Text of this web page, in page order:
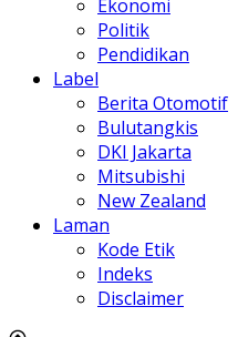
Ekonomi
Politik
Pendidikan
Label
Berita Otomotif
Bulutangkis
DKI Jakarta
Mitsubishi
New Zealand
Laman
Kode Etik
Indeks
Disclaimer